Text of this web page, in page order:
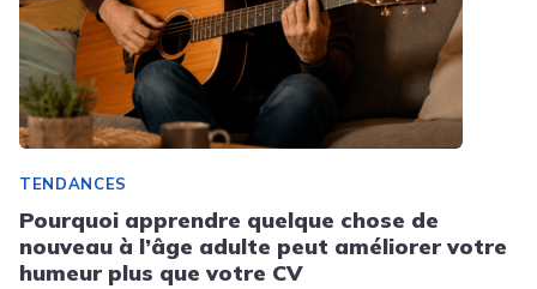
TENDANCES
Pourquoi apprendre quelque chose de
nouveau à l’âge adulte peut améliorer votre
humeur plus que votre CV